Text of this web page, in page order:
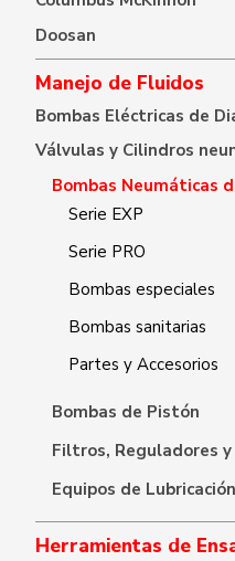
Doosan
Manejo de Fluidos
Bombas Eléctricas de
Válvulas y Cilindros
Bombas Neumáticas
Serie EXP
Serie PRO
Bombas especiales
Bombas sanitarias
Partes y Accesorios
Bombas de Pistón
Filtros, Reguladores
Equipos de Lubricación
Herramientas de